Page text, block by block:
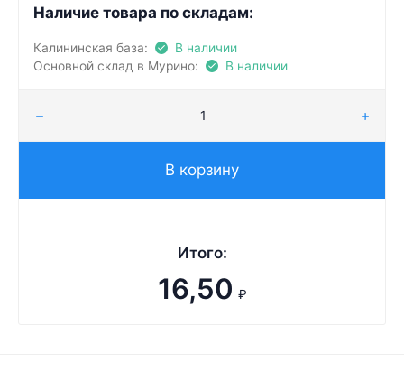
Наличие товара по складам:
Калининская база:
В наличии
Основной склад в Мурино:
В наличии
В корзину
Итого:
16,50 ₽